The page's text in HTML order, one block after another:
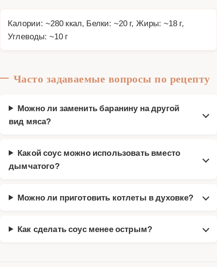
Калории: ~280 ккал, Белки: ~20 г, Жиры: ~18 г,
Углеводы: ~10 г
Часто задаваемые вопросы по рецепту
Можно ли заменить баранину на другой
вид мяса?
Какой соус можно использовать вместо
дымчатого?
Можно ли приготовить котлеты в духовке?
Как сделать соус менее острым?